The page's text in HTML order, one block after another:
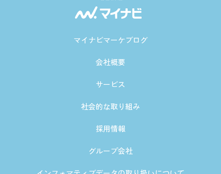
マイナビマーケブログ
会社概要
サービス
社会的な取り組み
採用情報
グループ会社